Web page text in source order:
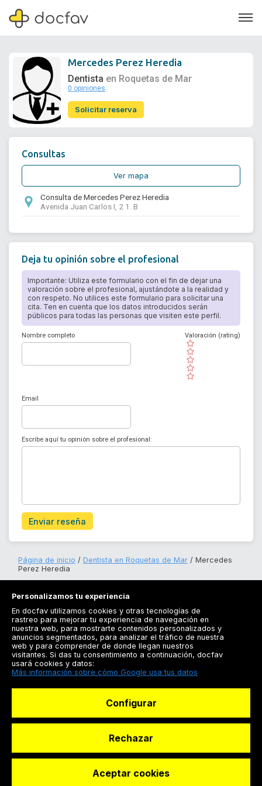
Soporte
Mercedes Perez Heredia
Dentista en Roquetas de Mar
0 opiniones
Solicitar reserva
Consultas
Ver mapa
Consulta de Mercedes Perez Heredia
Avenida Juan Carlos I, 2 1. B
Deja tu opinión sobre el profesional
Importante: Utiliza este formulario con el fin de dejar una
valoración sobre el profesional, ajustándote a la realidad y
con respeto. No utilices este formulario para solicitar una
cita. Ten en cuenta que los datos introducidos serán
públicos para todas las personas que visiten este perfil.
Nombre completo
( )
( )
( )
( )
( )
Valoración (rating)
Email
Escribe aquí tu opinión sobre el profesional:
Enviar reseña
Página de inicio Dentista en Roquetas de Mar
Mercedes
Perez Heredia
Registrarse
Docfav
© Dashboard Technologies S.L
Personalizamos tu experiencia
En docfav utilizamos cookies y otras tecnologías de
rastreo para mejorar tu experiencia de navegación en
nuestra web, para mostrarte contenidos personalizados y
anuncios segmentados, para analizar el tráfico de nuestra
web y para comprender de donde llegan nuestros
visitantes. Si das tu consentimiento a continuación, docfav
usará cookies y datos:
Más información sobre cómo Google usa tus datos
Configurar
Rechazar
Aceptar cookies